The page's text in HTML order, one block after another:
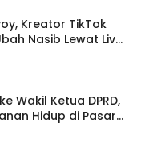
Kreator TikTok
Nasib Lewat Live
Wakil Ketua DPRD,
Hidup di Pasar